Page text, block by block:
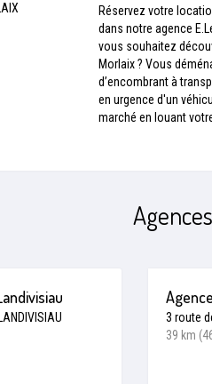
Réservez votre
dans notre agence
vous souhaitez
Morlaix ? Vous
d’encombrant à
en urgence d'un
marché en louant
3 route
39 km